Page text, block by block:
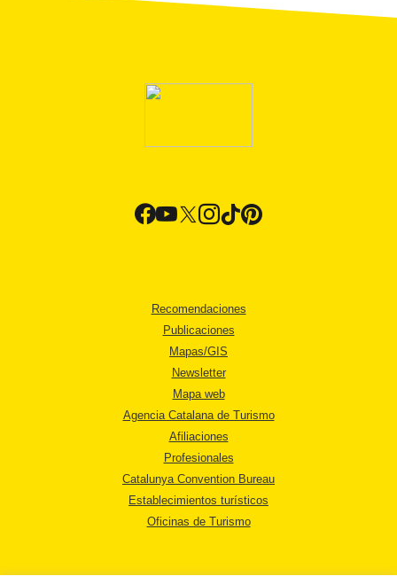
Recomendaciones
Publicaciones
Mapas/GIS
Newsletter
Mapa web
Agencia Catalana de Turismo
Afiliaciones
Profesionales
Catalunya Convention Bureau
Establecimientos turísticos
Oficinas de Turismo